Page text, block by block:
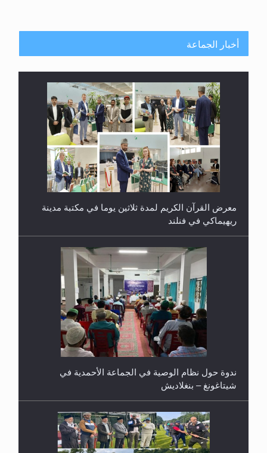
أخبار الجماعة
معرض القرآن الكريم لمدة ثلاثين يوما في مكتبة مدينة
ريهيماكي في فنلند
ندوة حول نظام الوصية في الجماعة الأحمدية في
شيتاغونغ – بنغلاديش